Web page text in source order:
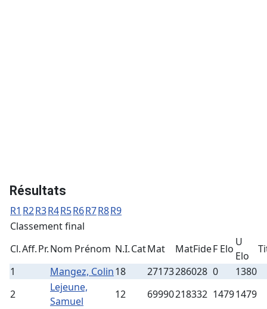
Résultats
R1 R2R3R4R5R6R7R8R9
Classement final
Cl.Aff.Pr.Nom Prénom N.I.CatMat MatFideF Elo
U
Elo
1
Mangez, Colin18 27173286028 0
1380
2
Lejeune,
Samuel
12 69990218332 14791479